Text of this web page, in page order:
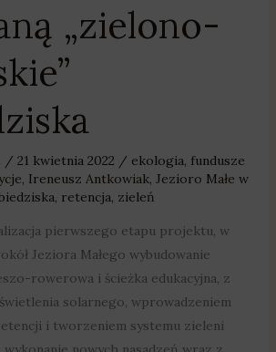
„zielono-
/ 21 kwietnia 2022 / ekologia, fundusze
, Ireneusz Antkowiak, Jezioro Małe w
, retencja, zieleń
pierwszego etapu projektu, w
Jeziora Małego wybudowanie
rowerowa i ścieżka edukacyjna, z
solarnego, wprowadzeniem
i tworzeniem systemu zieleni